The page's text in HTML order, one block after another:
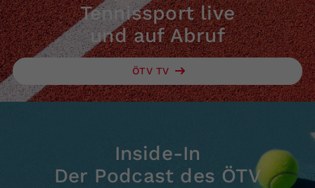
Tennissport live
und auf Abruf
ÖTV TV
Inside-In
Der Podcast des ÖTV